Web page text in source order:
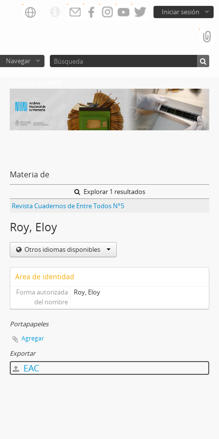
Iniciar sesión
Navegar
Materia de
Explorar 1 resultados
Revista Cuadernos de Entre Todos N°5
Roy, Eloy
Otros idiomas disponibles
Área de identidad
Forma autorizada
del nombre
Roy, Eloy
Portapapeles
Agregar
Exportar
EAC